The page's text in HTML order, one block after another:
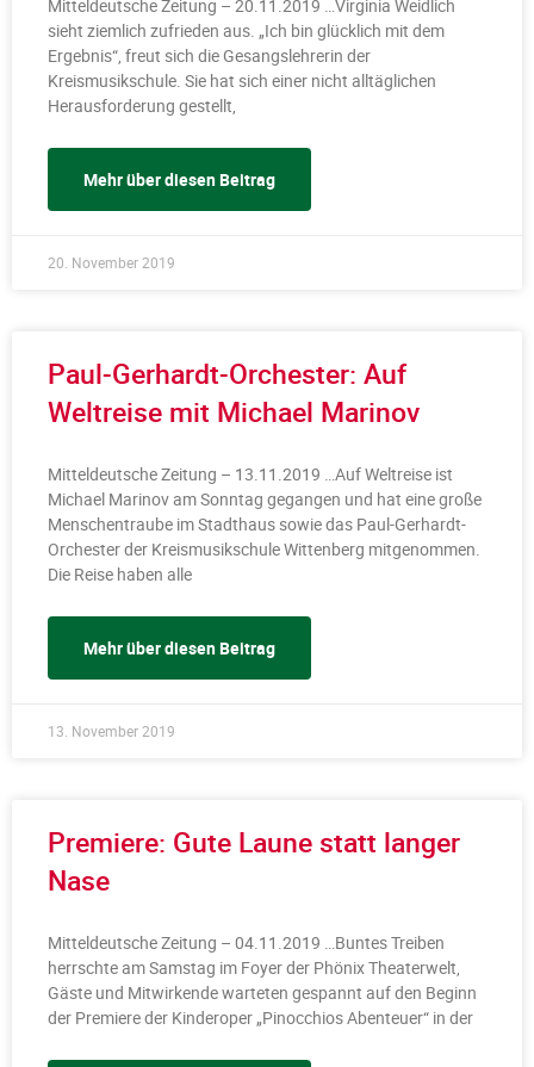
Mitteldeutsche Zeitung – 20.11.2019 …Virginia Weidlich
sieht ziemlich zufrieden aus. „Ich bin glücklich mit dem
Ergebnis“, freut sich die Gesangslehrerin der
Kreismusikschule. Sie hat sich einer nicht alltäglichen
Herausforderung gestellt,
Mehr über diesen Beitrag
20. November 2019
Paul-Gerhardt-Orchester: Auf
Weltreise mit Michael Marinov
Mitteldeutsche Zeitung – 13.11.2019 …Auf Weltreise ist
Michael Marinov am Sonntag gegangen und hat eine große
Menschentraube im Stadthaus sowie das Paul-Gerhardt-
Orchester der Kreismusikschule Wittenberg mitgenommen.
Die Reise haben alle
Mehr über diesen Beitrag
13. November 2019
Premiere: Gute Laune statt langer
Nase
Mitteldeutsche Zeitung – 04.11.2019 …Buntes Treiben
herrschte am Samstag im Foyer der Phönix Theaterwelt,
Gäste und Mitwirkende warteten gespannt auf den Beginn
der Premiere der Kinderoper „Pinocchios Abenteuer“ in der